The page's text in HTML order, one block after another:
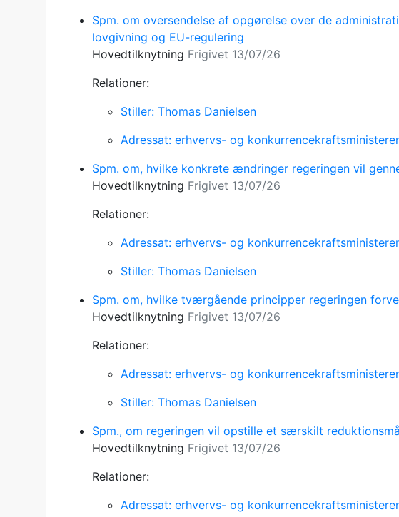
Spm. om oversendelse af opgørelse over de
lovgivning og EU-regulering
Hovedtilknytning Frigivet 13/07/26
Relationer:
Stiller: Thomas Danielsen
Adressat: erhvervs- og
Spm. om, hvilke konkrete ændringer regeringen vil
Hovedtilknytning Frigivet 13/07/26
Relationer:
Adressat: erhvervs- og
Stiller: Thomas Danielsen
Spm. om, hvilke tværgående principper regeringen
Hovedtilknytning Frigivet 13/07/26
Relationer:
Adressat: erhvervs- og
Stiller: Thomas Danielsen
Spm., om regeringen vil opstille et særskilt
Hovedtilknytning Frigivet 13/07/26
Relationer:
Adressat: erhvervs- og